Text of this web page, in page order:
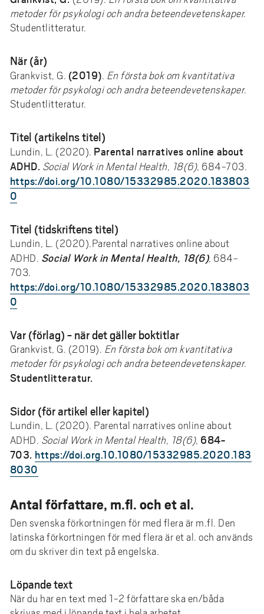
metoder för psykologi och andra beteendevetenskaper.
Studentlitteratur.
När (år)
Grankvist, G. (2019). En första bok om kvantitativa
metoder för psykologi och andra beteendevetenskaper.
Studentlitteratur.
Titel (artikelns titel)
Lundin, L. (2020). Parental narratives online about
ADHD. Social Work in Mental Health, 18(6), 684-703.
https://doi.org/10.1080/15332985.2020.183803
0
Titel (tidskriftens titel)
Lundin, L. (2020).Parental narratives online about
ADHD. Social Work in Mental Health, 18(6), 684-
703.
https://doi.org/10.1080/15332985.2020.183803
0
Var (förlag) - när det gäller boktitlar
Grankvist, G. (2019). En första bok om kvantitativa
metoder för psykologi och andra beteendevetenskaper.
Studentlitteratur.
Sidor (för artikel eller kapitel)
Lundin, L. (2020). Parental narratives online about
ADHD. Social Work in Mental Health, 18(6), 684-
703. https://doi.org.10.1080/15332985.2020.183
8030
Antal författare, m.fl. och et al.
Den svenska förkortningen för med flera är m.fl. Den
latinska förkortningen för med flera är et al. och används
om du skriver din text på engelska.
Löpande text
När du har en text med 1-2 författare ska en/båda